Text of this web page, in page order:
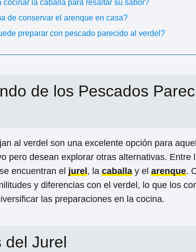
cocinar la caballa para resaltar su sabor?
de conservar el arenque en casa?
preparar con pescado parecido al verdel?
de los Pescados
al verdel son una excelente opción para
pero desean explorar otras alternativas. Entre
encuentran el jurel, la caballa y el arenque.
y diferencias con el verdel, lo que los
las preparaciones en la cocina.
del Jurel